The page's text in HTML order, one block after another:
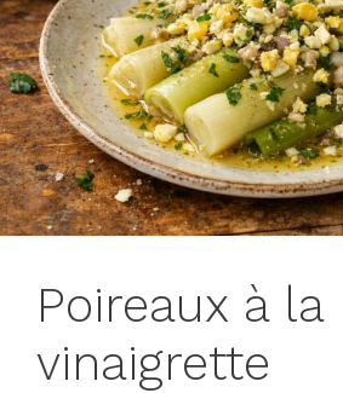
Poireaux à la
vinaigrette